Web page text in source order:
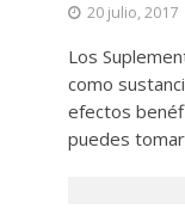
20 julio, 2017
Los
como
efectos
puedes